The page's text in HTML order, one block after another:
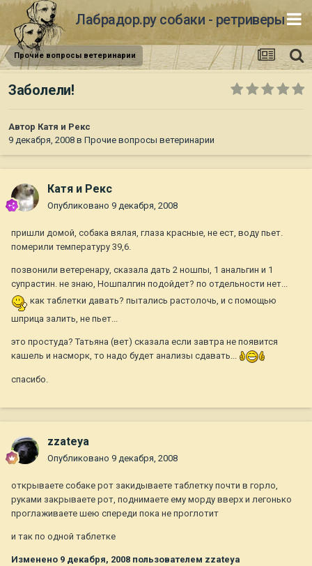
Лабрадор.ру собаки - ретриверы
Прочие вопросы ветеринарии
Заболели!
Автор Катя и Рекс
9 декабря, 2008 в Прочие вопросы ветеринарии
Катя и Рекс
Опубликовано 9 декабря, 2008
пришли домой, собака вялая, глаза красные, не ест, воду пьет.
померили температуру 39,6.
позвонили ветеренару, сказала дать 2 ношпы, 1 анальгин и 1
супрастин. не знаю, Ношпалгин подойдет? по отдельности нет...
как таблетки давать? пытались растолочь, и с помощью
шприца залить, не пьет...
это простуда? Татьяна (вет) сказала если завтра не появится
кашель и насморк, то надо будет анализы сдавать...
спасибо.
zzateya
Опубликовано 9 декабря, 2008
открываете собаке рот закидываете таблетку почти в горло,
руками закрываете рот, поднимаете ему морду вверх и легонько
проглаживаете шею спереди пока не проглотит
и так по одной таблетке
Изменено 9 декабря, 2008 пользователем zzateya